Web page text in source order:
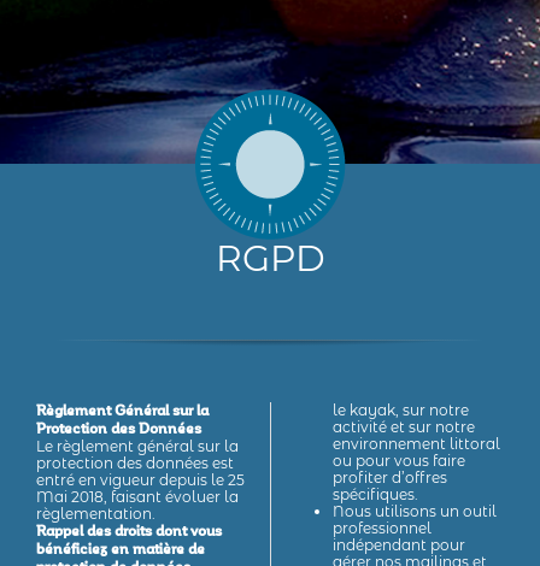
RGPD
Règlement Général sur la
Protection des Données
Le règlement général sur la
protection des données est
entré en vigueur depuis le 25
Mai 2018, faisant évoluer la
règlementation.
Rappel des droits dont vous
bénéficiez en matière de
le kayak, sur notre
activité et sur notre
environnement littoral
ou pour vous faire
profiter d’offres
spécifiques.
Nous utilisons un outil
professionnel
indépendant pour
gérer nos mailings et